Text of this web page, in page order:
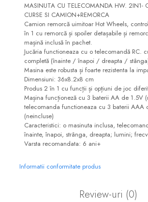
MASINUTA CU TELECOMANDA HW. 2IN1-
CURSE SI CAMION+REMORCA
Camion remorcă uimitoar Hot Wheels,
în 1 cu remorcă și spoiler detașabile și
mașină inclusă în pachet.
Jucăria functioneaza cu o telecomandă RC.
completă (înainte / înapoi / dreapta /
Masina este robusta și foarte rezistenta la
Dimensiuni: 36x8.2x8 cm
Produs 2 în 1 cu funcții și opțiuni de joc
Mașina funcționeză cu 3 baterii AA de 1.5V
telecomanda functioneaza cu 3 baterii AAA
(neincluse)
Caracteristici: o masinuta inclusa,
înainte, înapoi, strânga, dreapta; lumini;
Varsta recomandata: 6 ani+
Informatii conformitate produs
Review-uri (0)